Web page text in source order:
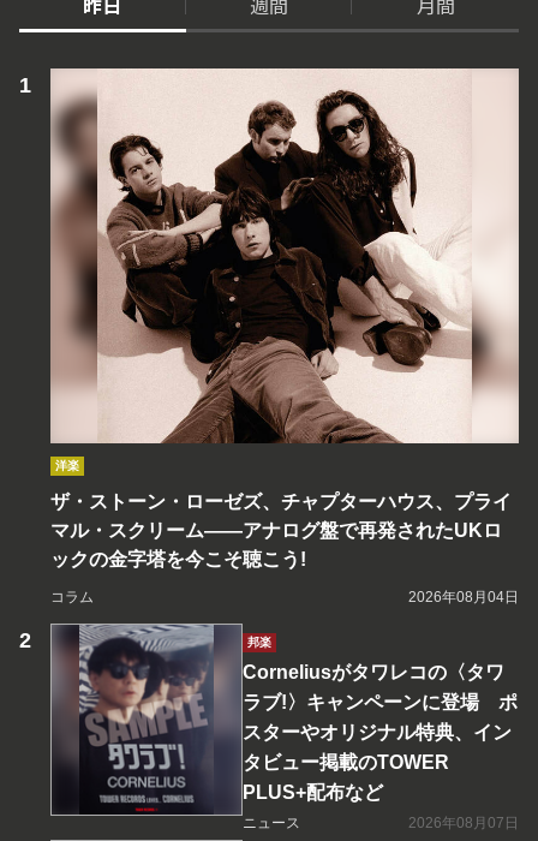
洋楽
ザ・ストーン・ローゼズ、チャプターハウス、プライ
マル・スクリーム――アナログ盤で再発されたUKロ
ックの金字塔を今こそ聴こう!
コラム 2026年08月04日
邦楽
Corneliusがタワレコの〈タワ
ラブ!〉キャンペーンに登場 ポ
スターやオリジナル特典、イン
タビュー掲載のTOWER
PLUS+配布など
ニュース 2026年08月07日